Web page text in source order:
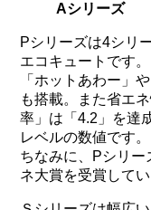
Aシリーズ
Pシリーズは4シリ
エコキュートです。
「ホットあわー」
も搭載。また省エ
率」は「4.2」を達
レベルの数値です。
ちなみに、Pシリ
ネ大賞を受賞してい